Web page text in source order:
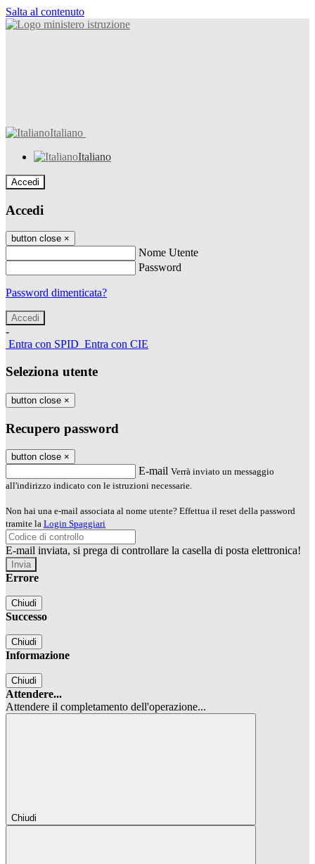
Salta al contenuto
Italiano
Italiano
Accedi
Accedi
button close ×
Nome Utente
Password
Password dimenticata?
-
Entra con SPID Entra con CIE
Seleziona utente
button close ×
Recupero password
button close ×
E-mail Verrà inviato un messaggio
all'indirizzo indicato con le istruzioni necessarie.
Non hai una e-mail associata al nome utente? Effettua il reset della password
tramite la Login Spaggiari
E-mail inviata, si prega di controllare la casella di posta elettronica!
Errore
Chiudi
Successo
Chiudi
Informazione
Chiudi
Attendere...
Attendere il completamento dell'operazione...
Chiudi